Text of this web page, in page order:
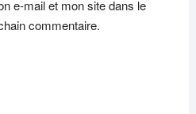
e-mail et mon site dans le
commentaire.